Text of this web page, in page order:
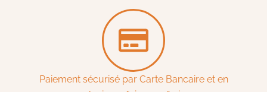
Paiement sécurisé par Carte Bancaire et en